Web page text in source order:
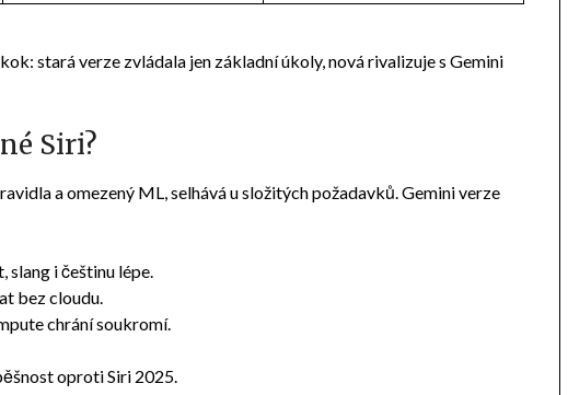
stará verze zvládala jen základní úkoly, nová rivalizuje s Gemini
Siri?
a omezený ML, selhává u složitých požadavků. Gemini verze
slang i češtinu lépe.
bez cloudu.
chrání soukromí.
oproti Siri 2025.